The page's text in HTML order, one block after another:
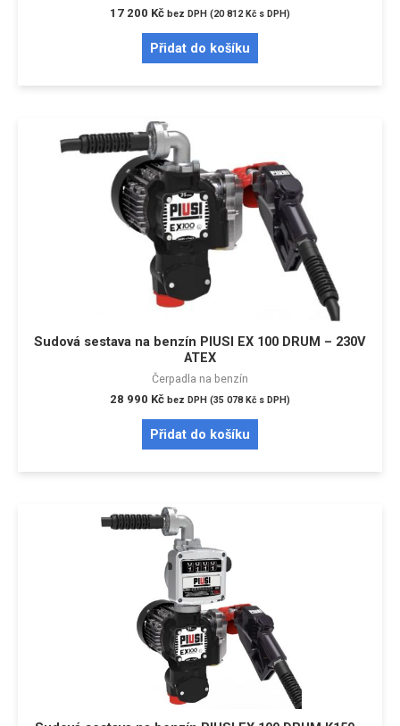
17 200 Kč bez DPH (20 812Kč s DPH)
Přidat do košíku
Sudová sestava na benzín PIUSI EX 100 DRUM – 230V
ATEX
Čerpadla na benzín
28 990 Kč bez DPH (35 078 Kč s DPH)
Přidat do košíku